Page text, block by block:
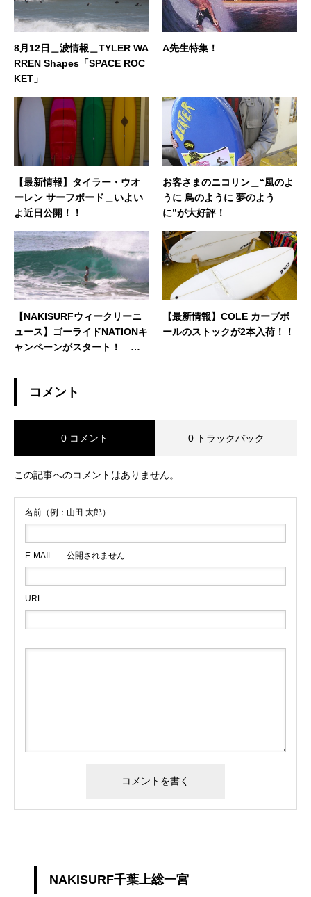
8月12日＿波情報＿TYLER WA
RREN Shapes「SPACE ROC
KET」
A先生特集！
【最新情報】タイラー・ウオ
ーレン サーフボード＿いよい
よ近日公開！！
お客さまのニコリン＿“風のよ
うに 鳥のように 夢のよう
に”が大好評！
【NAKISURFウィークリーニ
ュース】ゴーライドNATIONキ
ャンペーンがスタート！ 大
できるターンの習得法とは？
【最新情報】COLE カーブボ
ールのストックが2本入荷！！
コメント
0 コメント 0 トラックバック
この記事へのコメントはありません。
名前（例：山田 太郎）
E-MAIL - 公開されません -
URL
NAKISURF千葉上総一宮